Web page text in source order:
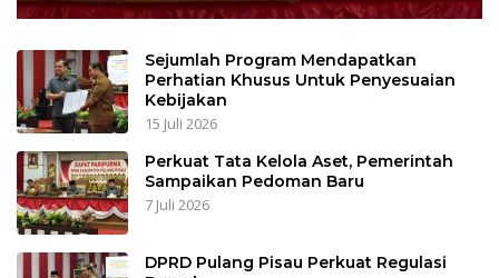
Sejumlah Program Mendapatkan
Perhatian Khusus Untuk Penyesuaian
Kebijakan
15 Juli 2026
Perkuat Tata Kelola Aset, Pemerintah
Sampaikan Pedoman Baru
7 Juli 2026
DPRD Pulang Pisau Perkuat Regulasi